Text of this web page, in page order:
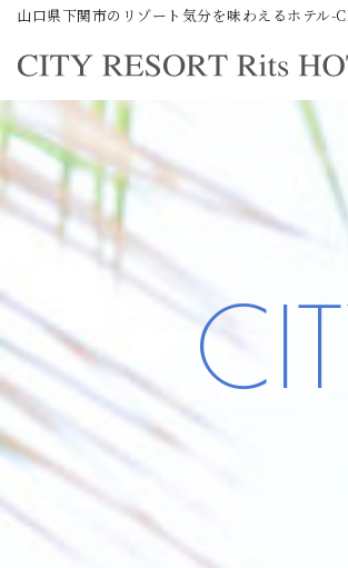
コ
テ
ン
ツ
へ
ッ
プ
山口県下関市のリゾート気分を味わえるホテル